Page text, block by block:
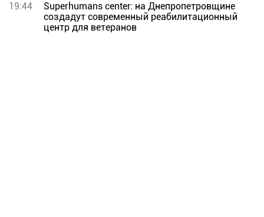
19:44
Superhumans center: на Днепропетровщине
создадут современный реабилитационный
центр для ветеранов